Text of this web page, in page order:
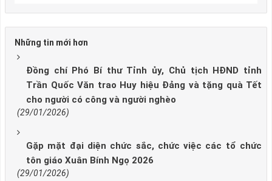
Những tin mới hơn
Đồng chí Phó Bí thư Tỉnh ủy, Chủ tịch HĐND tỉnh
Trần Quốc Văn trao Huy hiệu Đảng và tặng quà Tết
cho người có công và người nghèo
(29/01/2026)
Gặp mặt đại diện chức sắc, chức việc các tổ chức
tôn giáo Xuân Bính Ngọ 2026
(29/01/2026)